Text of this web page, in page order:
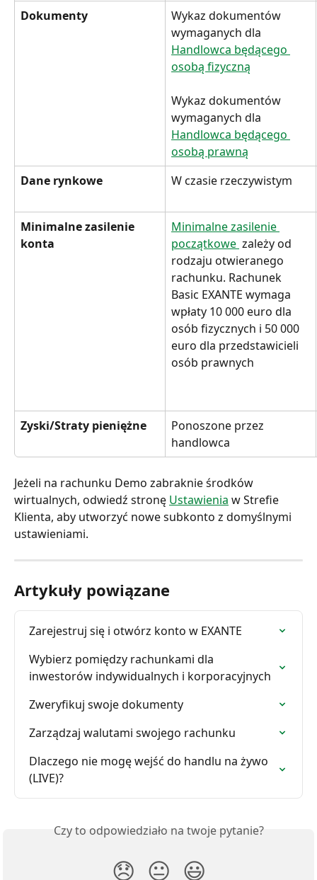
Dokumenty
Wykaz dokumentów
wymaganych dla
Handlowca będącego
osobą fizyczną
Wykaz dokumentów
wymaganych dla
Handlowca będącego
osobą prawną
Dane rynkowe
W czasie rzeczywistym
Minimalne zasilenie
konta
Minimalne zasilenie
początkowe zależy od
rodzaju otwieranego
rachunku. Rachunek
Basic EXANTE wymaga
wpłaty 10 000 euro dla
osób fizycznych i 50 000
euro dla przedstawicieli
osób prawnych
Zyski/Straty pieniężne
Ponoszone przez
handlowca
Jeżeli na rachunku Demo zabraknie środków
wirtualnych, odwiedź stronę Ustawienia w Strefie
Klienta, aby utworzyć nowe subkonto z domyślnymi
ustawieniami.
Artykuły powiązane
Zarejestruj się i otwórz konto w EXANTE
Wybierz pomiędzy rachunkami dla
inwestorów indywidualnych i korporacyjnych
Zweryfikuj swoje dokumenty
Zarządzaj walutami swojego rachunku
Dlaczego nie mogę wejść do handlu na żywo
(LIVE)?
Czy to odpowiedziało na twoje pytanie?
😞 😐 😃